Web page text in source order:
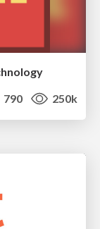
790 250k